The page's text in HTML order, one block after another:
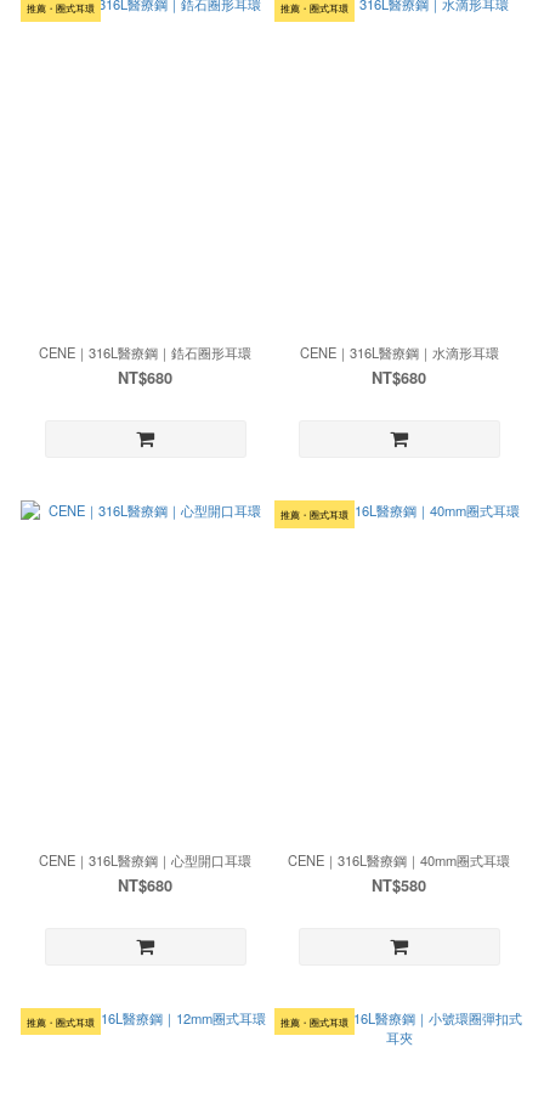
推薦・圈式耳環
CENE｜316L醫療鋼｜鋯石圈形耳環
NT$680
推薦・圈式耳環
CENE｜316L醫療鋼｜水滴形耳環
NT$680
CENE｜316L醫療鋼｜心型開口耳環
NT$680
推薦・圈式耳環
CENE｜316L醫療鋼｜40mm圈式耳環
NT$580
推薦・圈式耳環 推薦・圈式耳環